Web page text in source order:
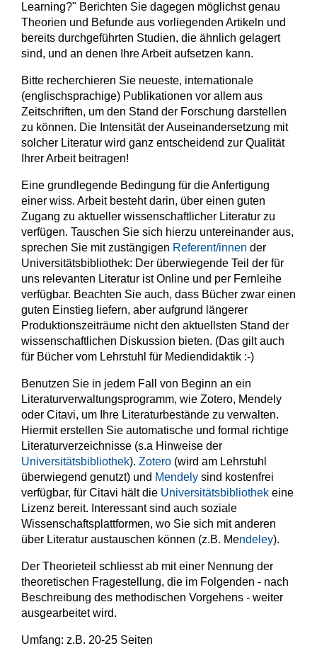
Learning?" Berichten Sie dagegen möglichst genau
Theorien und Befunde aus vorliegenden Artikeln und
bereits durchgeführten Studien, die ähnlich gelagert
sind, und an denen Ihre Arbeit aufsetzen kann.
Bitte recherchieren Sie neueste, internationale
(englischsprachige) Publikationen vor allem aus
Zeitschriften, um den Stand der Forschung darstellen
zu können. Die Intensität der Auseinandersetzung mit
solcher Literatur wird ganz entscheidend zur Qualität
Ihrer Arbeit beitragen!
Eine grundlegende Bedingung für die Anfertigung
einer wiss. Arbeit besteht darin, über einen guten
Zugang zu aktueller wissenschaftlicher Literatur zu
verfügen. Tauschen Sie sich hierzu untereinander aus,
sprechen Sie mit zustängigen Referent/innen der
Universitätsbibliothek: Der überwiegende Teil der für
uns relevanten Literatur ist Online und per Fernleihe
verfügbar. Beachten Sie auch, dass Bücher zwar einen
guten Einstieg liefern, aber aufgrund längerer
Produktionszeiträume nicht den aktuellsten Stand der
wissenschaftlichen Diskussion bieten. (Das gilt auch
für Bücher vom Lehrstuhl für Mediendidaktik :-)
Benutzen Sie in jedem Fall von Beginn an ein
Literaturverwaltungsprogramm, wie Zotero, Mendely
oder Citavi, um Ihre Literaturbestände zu verwalten.
Hiermit erstellen Sie automatische und formal richtige
Literaturverzeichnisse (s.a Hinweise der
Universitätsbibliothek). Zotero (wird am Lehrstuhl
überwiegend genutzt) und Mendely sind kostenfrei
verfügbar, für Citavi hält die Universitätsbibliothek eine
Lizenz bereit. Interessant sind auch soziale
Wissenschaftsplattformen, wo Sie sich mit anderen
über Literatur austauschen können (z.B. Mendeley).
Der Theorieteil schliesst ab mit einer Nennung der
theoretischen Fragestellung, die im Folgenden - nach
Beschreibung des methodischen Vorgehens - weiter
ausgearbeitet wird.
Umfang: z.B. 20-25 Seiten